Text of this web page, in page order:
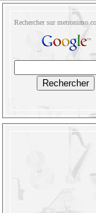
Rechercher sur